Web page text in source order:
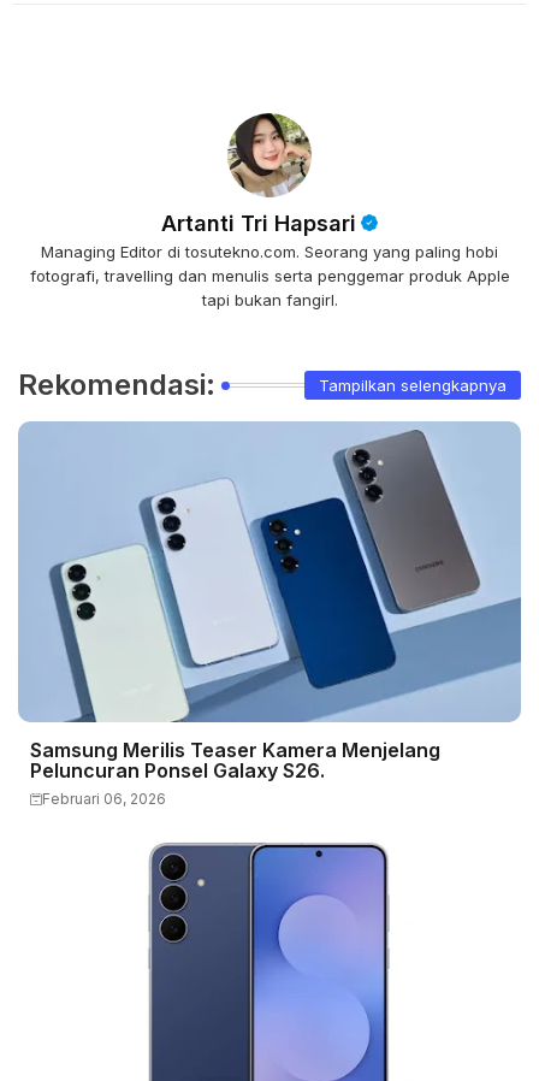
Artanti Tri Hapsari
Managing Editor di tosutekno.com. Seorang yang paling hobi
fotografi, travelling dan menulis serta penggemar produk Apple
tapi bukan fangirl.
Rekomendasi: Tampilkan selengkapnya
Samsung Merilis Teaser Kamera Menjelang
Peluncuran Ponsel Galaxy S26.
Februari 06, 2026